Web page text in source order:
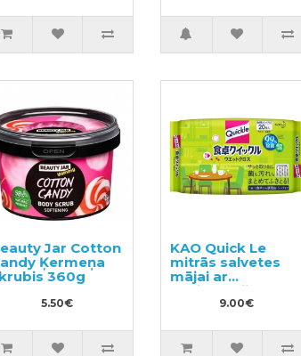
piparmētras
ekstraktu 1200ml
Jar Cotton
Ķermeņa
360g
5.50€
KAO Quick Le
mitrās salvetes
mājai ar
dezinfekcijas
efektu, ar smalku
aromātu 20gab
9.00€